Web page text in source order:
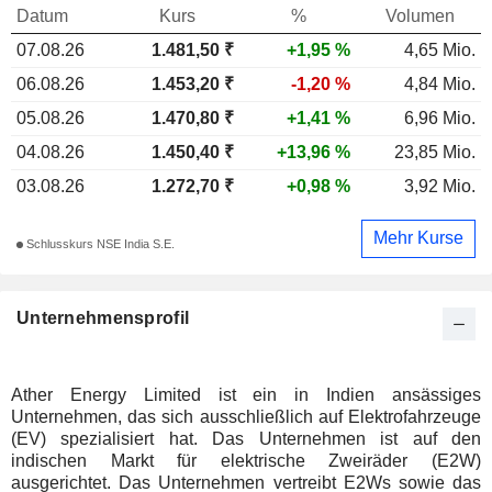
Unternehmensprofil
Ather Energy Limited ist ein in Indien ansässiges
Unternehmen, das sich ausschließlich auf Elektrofahrzeuge
(EV) spezialisiert hat. Das Unternehmen ist auf den
indischen Markt für elektrische Zweiräder (E2W)
ausgerichtet. Das Unternehmen vertreibt E2Ws sowie das
Datum Kurs %
Volumen
07.08.26
1.481,50 ₹ +1,95 %
4,65 Mio.
06.08.26
1.453,20 ₹ -1,20 %
4,84 Mio.
05.08.26
1.470,80 ₹ +1,41 %
6,96 Mio.
04.08.26
1.450,40 ₹ +13,96 %
23,85 Mio.
03.08.26
1.272,70 ₹ +0,98 % 3,92 Mio.
Schlusskurs NSE India S.E. Mehr Kurse